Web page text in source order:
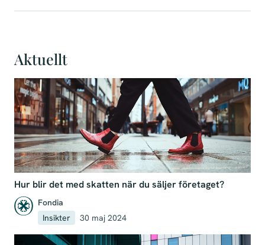
Aktuellt
Hur blir det med skatten när du säljer företaget?
Fondia
Insikter
30 maj 2024